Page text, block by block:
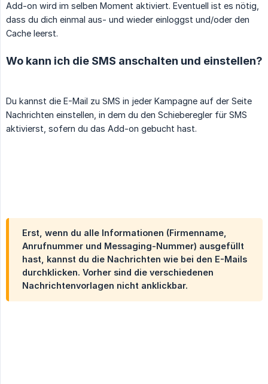
Add-on wird im selben Moment aktiviert. Eventuell ist es nötig,
dass du dich einmal aus- und wieder einloggst und/oder den
Cache leerst.
Wo kann ich die SMS anschalten und einstellen?
Du kannst die E-Mail zu SMS in jeder Kampagne auf der Seite
Nachrichten einstellen, in dem du den Schieberegler für SMS
aktivierst, sofern du das Add-on gebucht hast.
Erst, wenn du alle Informationen (Firmenname,
Anrufnummer und Messaging-Nummer) ausgefüllt
hast, kannst du die Nachrichten wie bei den E-Mails
durchklicken. Vorher sind die verschiedenen
Nachrichtenvorlagen nicht anklickbar.